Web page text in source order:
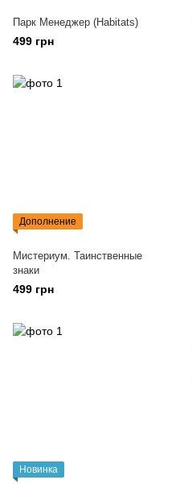
Парк Менеджер (Habitats)
499 грн
Дополнение
Мистериум. Таинственные
знаки
499 грн
Новинка